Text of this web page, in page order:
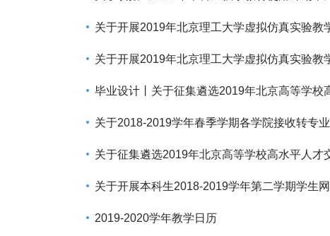
关于开展2019年北京理工大学虚拟仿真实验教
关于开展2019年北京理工大学虚拟仿真实验教
毕业设计丨关于征集遴选2019年北京高等学校
关于2018-2019学年春季学期各学院接收转专
关于征集遴选2019年北京高等学校高水平人才
关于开展本科生2018-2019学年第二学期学生
2019-2020学年教学日历